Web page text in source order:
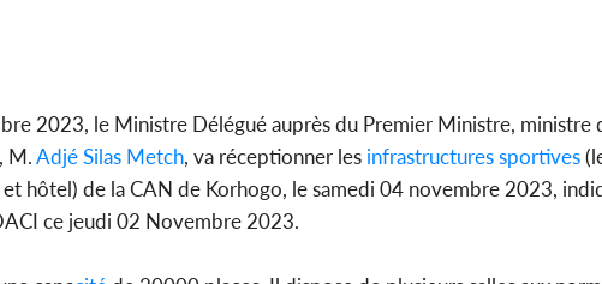
2023, le Ministre Délégué auprès du Premier Ministre, ministre
M.Adjé Silas Metch, va réceptionner les infrastructuressportives
hôtel) de la CAN de Korhogo, le samedi 04 novembre 2023,
ce jeudi 02 Novembre 2023.